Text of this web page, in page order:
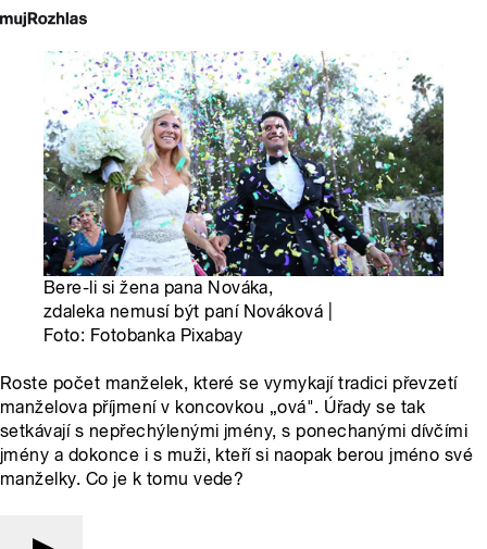
Bere-li si žena pana Nováka,
zdaleka nemusí být paní Nováková |
Foto: Fotobanka Pixabay
Roste počet manželek, které se vymykají tradici převzetí
manželova příjmení v koncovkou „ová". Úřady se tak
setkávají s nepřechýlenými jmény, s ponechanými dívčími
jmény a dokonce i s muži, kteří si naopak berou jméno své
manželky. Co je k tomu vede?